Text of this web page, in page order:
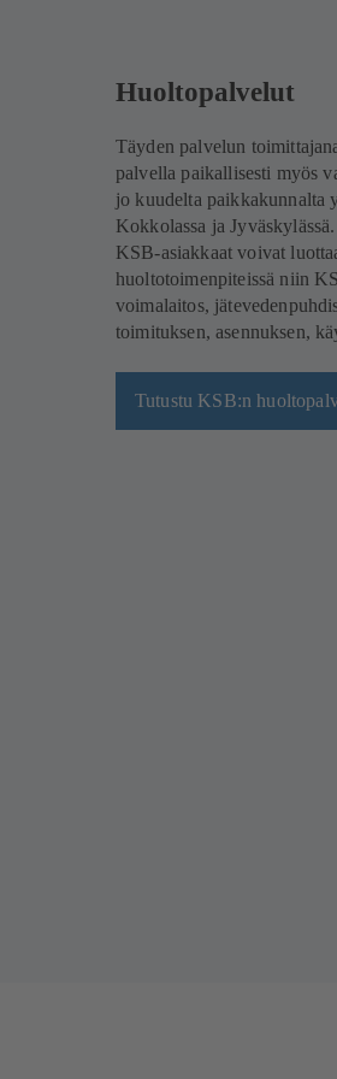
Huoltopalvelut
Täyden palvelun
palvella paikallisesti myös
jo kuudelta paikkakunnalta
Kokkolassa ja Jyväskylässä.
KSB-asiakkaat voivat
huoltotoimenpiteissä niin
voimalaitos,
toimituksen, asennuksen,
Tutustu KSB:n